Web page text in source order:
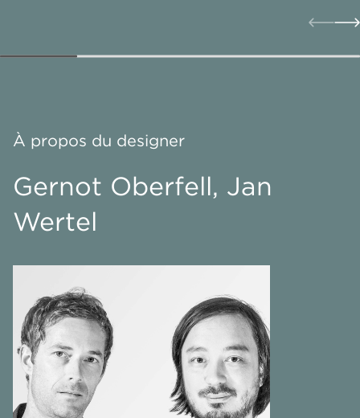
À propos du designer
Gernot Oberfell, Jan
Wertel